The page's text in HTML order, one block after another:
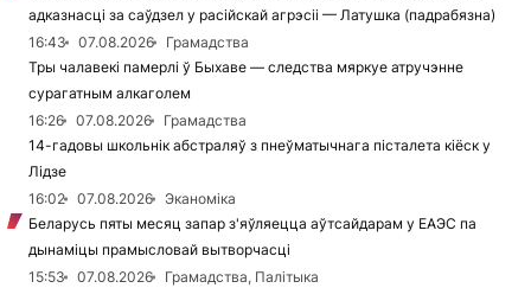
адказнасці за саўдзел у расійскай агрэсіі — Латушка (падрабязна)
16:43
07.08.2026
Грамадства
Тры чалавекі памерлі ў Быхаве — следства мяркуе атручэнне
сурагатным алкаголем
16:26
07.08.2026
Грамадства
14-гадовы школьнік абстраляў з пнеўматычнага пісталета кіёск у
Лідзе
16:02
07.08.2026
Эканоміка
Беларусь пяты месяц запар з'яўляецца аўтсайдарам у ЕАЭС па
дынаміцы прамысловай вытворчасці
15:53
07.08.2026
Грамадства, Палітыка